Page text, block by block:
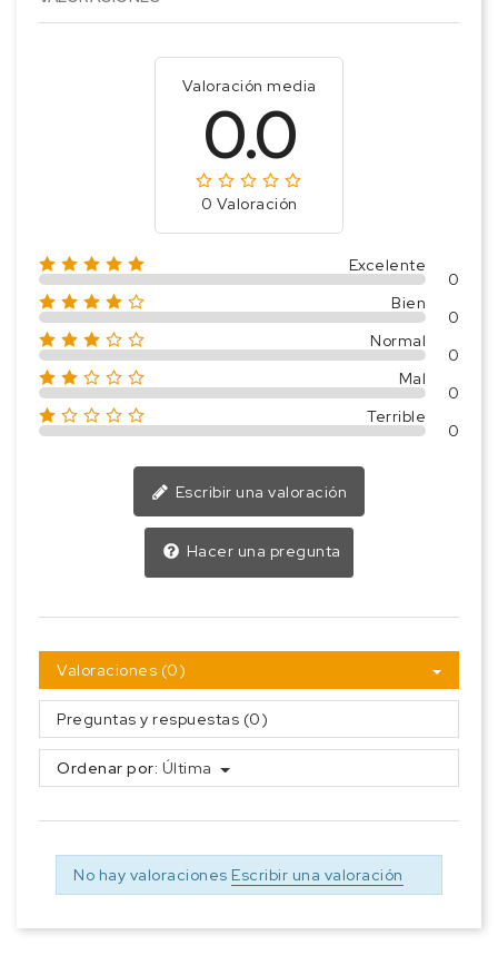
Valoración media
0.0
0 Valoración
Excelente
0
Bien
0
Normal
0
Mal
0
Terrible
0
Escribir una valoración
Hacer una pregunta
Valoraciones (0)
Preguntas y respuestas (0)
Ordenar por: Última
No hay valoraciones Escribir una valoración